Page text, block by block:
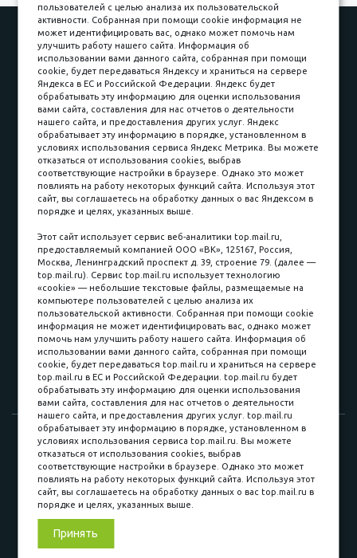
Наши работы
Оплата
Доставка и сборка
Гарантии
Карьера в компании
Контакты
Принимаем к оплате
Наличные
пл. Соляная, 6, стр. 16
8 (3822) 60-70-30
8 (3822) 50-39-09
8 (3822) 22-77-68
8 (3822) 50-48-50
8 (3822) 65-42-10
© 2015-2026. Компания «Мебельный куб».
ИП Саворенко Валерий Александрович. Россия, г. Томск, пл.
Соляная, 6 стр. 16, Цокольный этаж
пользователей с целью анализа их пользовательской
активности. Собранная при помощи cookie информация не
может идентифицировать вас, однако может помочь нам
улучшить работу нашего сайта. Информация об
использовании вами данного сайта, собранная при помощи
cookie, будет передаваться Яндексу и храниться на сервере
Яндекса в ЕС и Российской Федерации. Яндекс будет
обрабатывать эту информацию для оценки использования
вами сайта, составления для нас отчетов о деятельности
нашего сайта, и предоставления других услуг. Яндекс
обрабатывает эту информацию в порядке, установленном в
условиях использования сервиса Яндекс Метрика. Вы можете
отказаться от использования cookies, выбрав
соответствующие настройки в браузере. Однако это может
повлиять на работу некоторых функций сайта. Используя этот
сайт, вы соглашаетесь на обработку данных о вас Яндексом в
порядке и целях, указанных выше.
Этот сайт использует сервис веб-аналитики top.mail.ru,
предоставляемый компанией ООО «ВК», 125167, Россия,
Москва, Ленинградский проспект д. 39, строение 79. (далее —
top.mail.ru). Сервис top.mail.ru использует технологию
«cookie» — небольшие текстовые файлы, размещаемые на
компьютере пользователей с целью анализа их
пользовательской активности. Собранная при помощи cookie
информация не может идентифицировать вас, однако может
помочь нам улучшить работу нашего сайта. Информация об
использовании вами данного сайта, собранная при помощи
cookie, будет передаваться top.mail.ru и храниться на сервере
top.mail.ru в ЕС и Российской Федерации. top.mail.ru будет
обрабатывать эту информацию для оценки использования
вами сайта, составления для нас отчетов о деятельности
нашего сайта, и предоставления других услуг. top.mail.ru
обрабатывает эту информацию в порядке, установленном в
условиях использования сервиса top.mail.ru. Вы можете
отказаться от использования cookies, выбрав
соответствующие настройки в браузере. Однако это может
повлиять на работу некоторых функций сайта. Используя этот
сайт, вы соглашаетесь на обработку данных о вас top.mail.ru в
порядке и целях, указанных выше.
Принять